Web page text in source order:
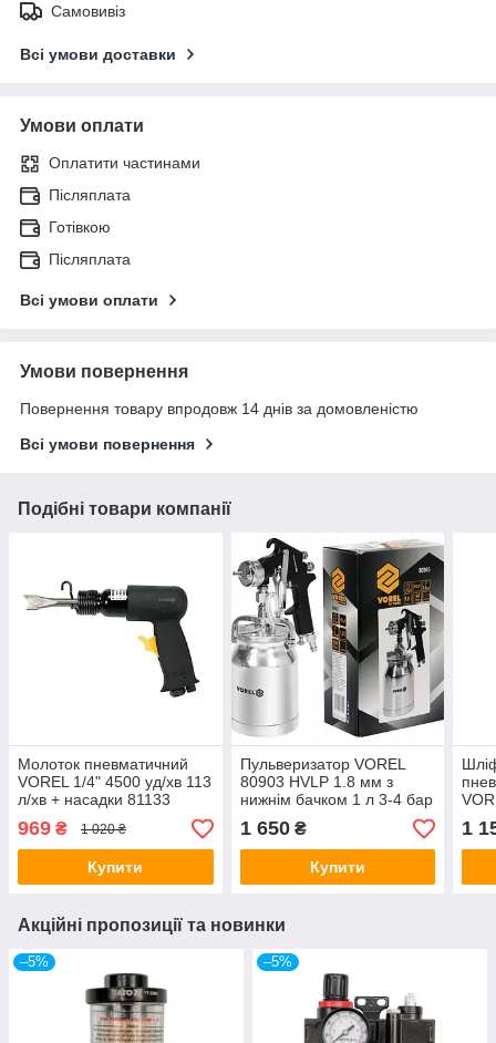
Самовивіз
Всі умови доставки
Умови оплати
Оплатити частинами
Післяплата
Готівкою
Післяплата
Всі умови оплати
Умови повернення
Повернення товару впродовж 14 днів за домовленістю
Всі умови повернення
Подібні товари компанії
Молоток пневматичний
VOREL 1/4" 4500 уд/хв 113
л/хв + насадки 81133
969 ₴ 1 020 ₴
Купити
Пульверизатор VOREL
80903 HVLP 1.8 мм з
нижнім бачком 1 л 3-4 бар
1 650₴
Купити
1
Акційні пропозиції та новинки
–5% –5%